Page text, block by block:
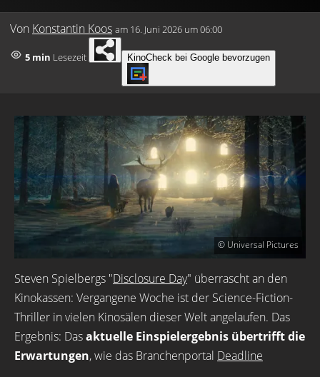
Von Konstantin Koos am 16. Juni 2026 um 06:00
5 min Lesezeit KinoCheck bei Google bevorzugen
© Universal Pictures
Steven Spielbergs "Disclosure Day" überrascht an den
Kinokassen: Vergangene Woche ist der Science-Fiction-
Thriller in vielen Kinosälen dieser Welt angelaufen. Das
Ergebnis: Dasaktuelle Einspielergebnis übertrifft die
Erwartungen, wie das Branchenportal Deadline